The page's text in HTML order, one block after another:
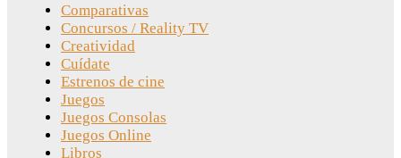
Comparativas
Concursos / Reality TV
Creatividad
Cuídate
Estrenos de cine
Juegos
Juegos Consolas
Juegos Online
Libros